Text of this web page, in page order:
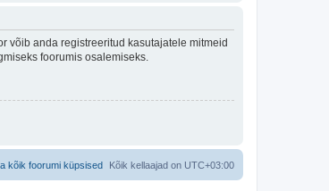
võib anda registreeritud kasutajatele mitmeid
foorumis osalemiseks.
Kõik kellaajad on UTC+03:00
kõik foorumi küpsised